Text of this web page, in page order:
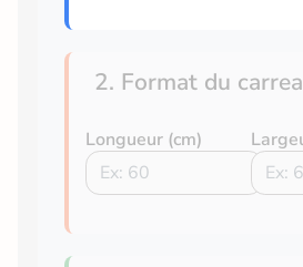
2. Format du
Longueur (cm)